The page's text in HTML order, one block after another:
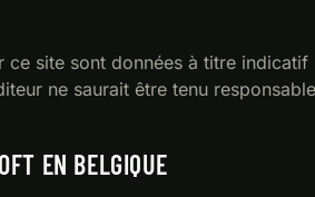
ce site sont données à titre
ne saurait être tenu
EN BELGIQUE